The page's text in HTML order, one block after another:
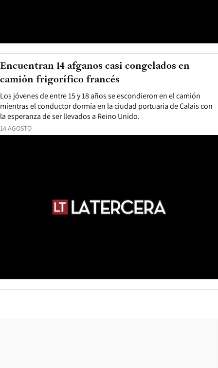
14 AGOSTO
Los jóvenes de entre 15 y 18 años se escondieron en el camión
mientras el conductor dormía en la ciudad portuaria de Calais con
la esperanza de ser llevados a Reino Unido.
Encuentran 14 afganos casi congelados en
camión frigorífico francés